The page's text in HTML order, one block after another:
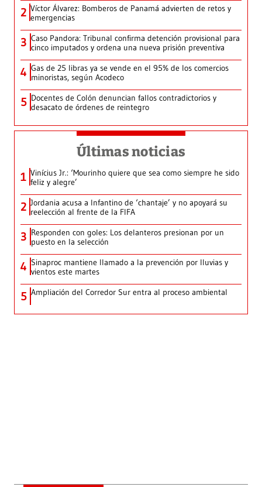
2 Víctor Álvarez: Bomberos de Panamá advierten de retos y
emergencias
3 Caso Pandora: Tribunal confirma detención provisional para
cinco imputados y ordena una nueva prisión preventiva
4 Gas de 25 libras ya se vende en el 95% de los comercios
minoristas, según Acodeco
5 Docentes de Colón denuncian fallos contradictorios y
desacato de órdenes de reintegro
Últimas noticias
1 Vinícius Jr.: ‘Mourinho quiere que sea como siempre he sido
feliz y alegre’
2 Jordania acusa a Infantino de ‘chantaje’ y no apoyará su
reelección al frente de la FIFA
3 Responden con goles: Los delanteros presionan por un
puesto en la selección
4 Sinaproc mantiene llamado a la prevención por lluvias y
vientos este martes
5 Ampliación del Corredor Sur entra al proceso ambiental